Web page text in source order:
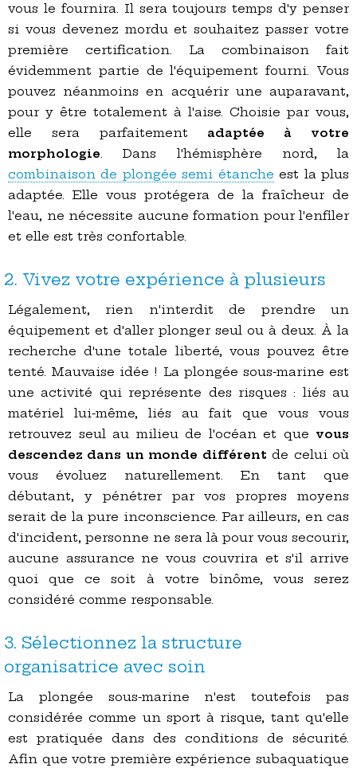
vous le fournira. Il sera toujours temps d'y penser
si vous devenez mordu et souhaitez passer votre
première certification. La combinaison fait
évidemment partie de l'équipement fourni. Vous
pouvez néanmoins en acquérir une auparavant,
pour y être totalement à l'aise. Choisie par vous,
elle sera parfaitement adaptée à votre
morphologie. Dans l'hémisphère nord, la
combinaison de plongée semi étanche est la plus
adaptée. Elle vous protégera de la fraîcheur de
l'eau, ne nécessite aucune formation pour l'enfiler
et elle est très confortable.
2. Vivez votre expérience à plusieurs
Légalement, rien n'interdit de prendre un
équipement et d'aller plonger seul ou à deux. À la
recherche d'une totale liberté, vous pouvez être
tenté. Mauvaise idée ! La plongée sous-marine est
une activité qui représente des risques : liés au
matériel lui-même, liés au fait que vous vous
retrouvez seul au milieu de l'océan et que vous
descendez dans un monde différent de celui où
vous évoluez naturellement. En tant que
débutant, y pénétrer par vos propres moyens
serait de la pure inconscience. Par ailleurs, en cas
d'incident, personne ne sera là pour vous secourir,
aucune assurance ne vous couvrira et s'il arrive
quoi que ce soit à votre binôme, vous serez
considéré comme responsable.
3. Sélectionnez la structure
organisatrice avec soin
La plongée sous-marine n'est toutefois pas
considérée comme un sport à risque, tant qu'elle
est pratiquée dans des conditions de sécurité.
Afin que votre première expérience subaquatique